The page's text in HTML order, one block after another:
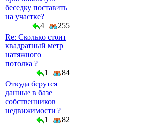
беседку поставить
на участке?
4
255
Re: Сколько стоит
квадратный метр
натяжного
потолка ?
1
84
Откуда берутся
данные в базе
собственников
недвижимости ?
1
82